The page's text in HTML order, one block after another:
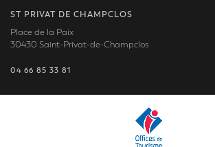
ST PRIVAT DE CHAMPCLOS
Place de la Paix
30430 Saint-Privat-de-Champclos
04 66 85 33 81